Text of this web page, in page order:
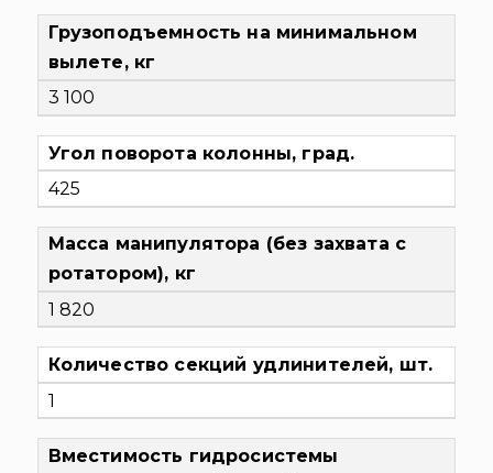
Грузоподъемность на минимальном
вылете, кг
3 100
Угол поворота колонны, град.
425
Масса манипулятора (без захвата с
ротатором), кг
1 820
Количество секций удлинителей, шт.
1
Вместимость гидросистемы